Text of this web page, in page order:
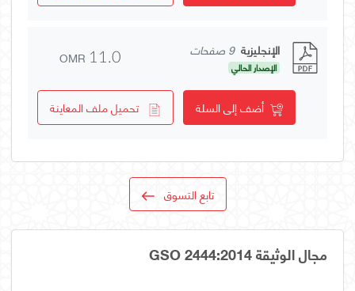
الإنجليزية 9 صفحات
الإصدار الحالي OMR 11.0
أضف إلى السلة تحميل ملف المعاينة
تابع التسوق
مجال الوثيقة GSO 2444:2014